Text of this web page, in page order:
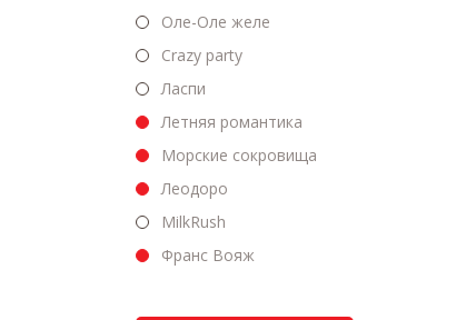
Оле-Оле желе
Crazy party
Ласпи
Летняя романтика
Морские сокровища
Леодоро
MilkRush
Франс Вояж